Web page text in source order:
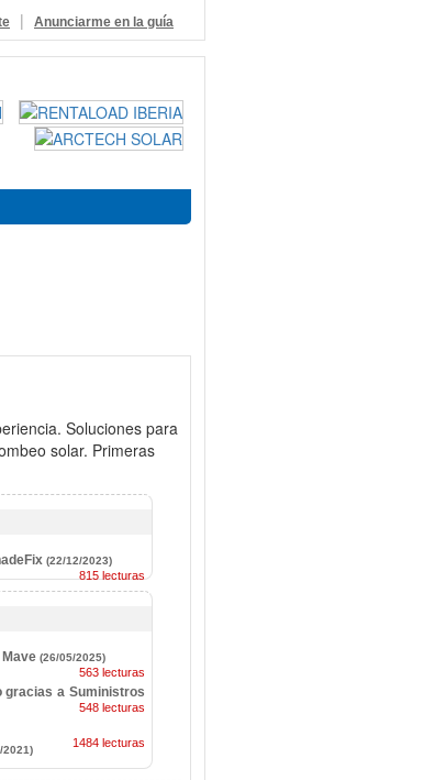
| Anunciarme en la guía
Soluciones para
solar. Primeras
(22/12/2023)
815 lecturas
(26/05/2025)
563 lecturas
gracias a Suministros
548 lecturas
2021)
1484 lecturas